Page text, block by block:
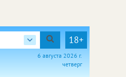
18+
6 августа 2026 г.
четверг